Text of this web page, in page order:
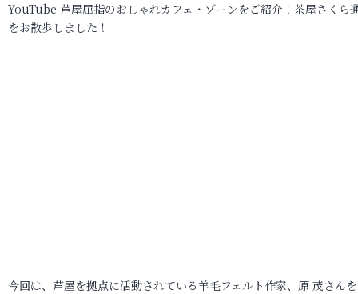
YouTube 芦屋屈指のおしゃれカフェ・ゾーンをご紹介！茶屋さくら
をお散歩しました！
今回は、芦屋を拠点に活動されている羊毛フェルト作家、原 茂さん